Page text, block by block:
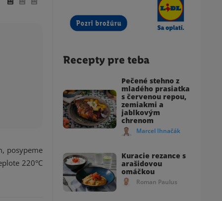
posypeme
220°C
Recepty pre teba
Pečené stehno z
mladého prasiatka
s červenou repou,
zemiakmi a
jablkovým
chrenom
Marcel Ihnačák
Kuracie rezance s
arašidovou
omáčkou
Roman Paulus